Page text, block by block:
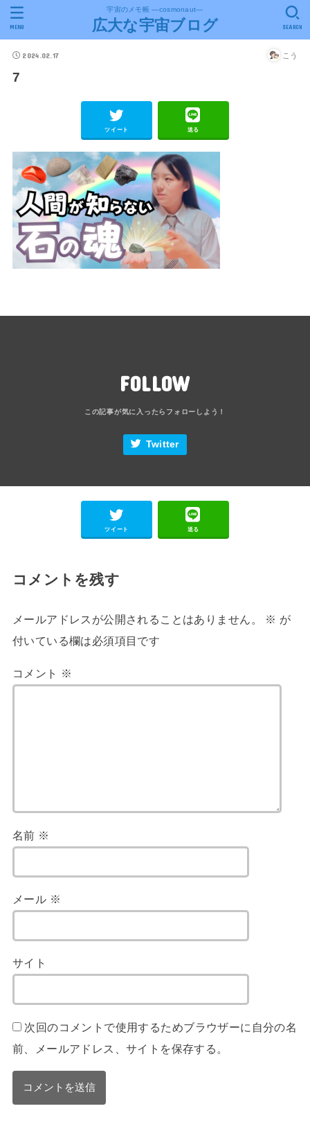
宇宙のメモ帳 ―cosmonaut―
広大な宇宙ブログ SEARCH
MENU
2024.02.17 こう
7
ツイート 送る
FOLLOW
Twitter
ツイート 送る
コメントを残す
メールアドレスが公開されることはありません。 ※ が
付いている欄は必須項目です
コメント ※
名前 ※
メール ※
サイト
次回のコメントで使用するためブラウザーに自分の名
前、メールアドレス、サイトを保存する。